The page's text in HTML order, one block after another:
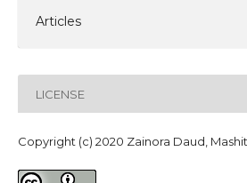
Articles
LICENSE
Copyright (c) 2020 Zainora Daud,